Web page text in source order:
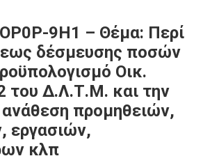
9Η1 – Θέμα: Περί
δέσμευσης ποσών
Οικ.
του Δ.Λ.Τ.Μ. και την
ανάθεση προμηθειών,
εργασιών,
κλπ